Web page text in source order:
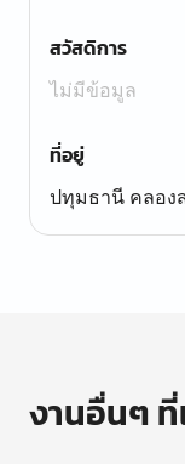
สวัสดิการ
ไม่มีข้อมูล
ที่อยู่
ปทุมธานี คลอง
งานอื่นๆ